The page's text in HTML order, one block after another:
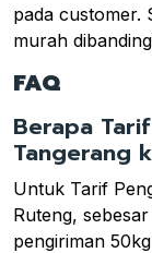
pada customer.
murah
FAQ
Berapa
Tangerang
Untuk Tarif
Ruteng,
pengiriman